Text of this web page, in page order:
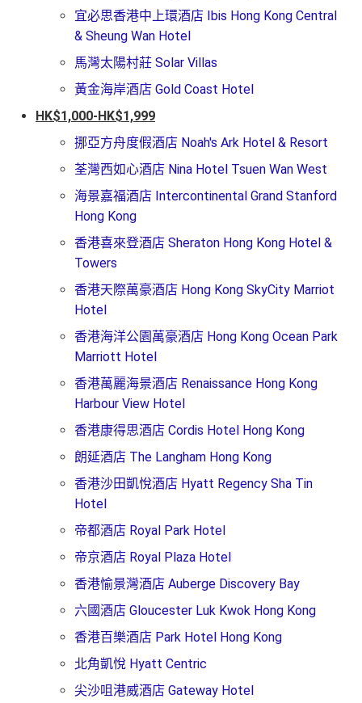
宜必思香港中上環酒店 Ibis Hong Kong Central
& Sheung Wan Hotel
馬灣太陽村莊 Solar Villas
黃金海岸酒店 Gold Coast Hotel
HK$1,000-HK$1,999
挪亞方舟度假酒店 Noah's Ark Hotel & Resort
荃灣西如心酒店 Nina Hotel Tsuen Wan West
海景嘉福酒店 Intercontinental Grand Stanford
Hong Kong
香港喜來登酒店 Sheraton Hong Kong Hotel &
Towers
香港天際萬豪酒店 Hong Kong SkyCity Marriot
Hotel
香港海洋公園萬豪酒店 Hong Kong Ocean Park
Marriott Hotel
香港萬麗海景酒店 Renaissance Hong Kong
Harbour View Hotel
香港康得思酒店 Cordis Hotel Hong Kong
朗延酒店 The Langham Hong Kong
香港沙田凱悅酒店 Hyatt Regency Sha Tin
Hotel
帝都酒店 Royal Park Hotel
帝京酒店 Royal Plaza Hotel
香港愉景灣酒店 Auberge Discovery Bay
六國酒店 Gloucester Luk Kwok Hong Kong
香港百樂酒店 Park Hotel Hong Kong
北角凱悅 Hyatt Centric
尖沙咀港威酒店 Gateway Hotel